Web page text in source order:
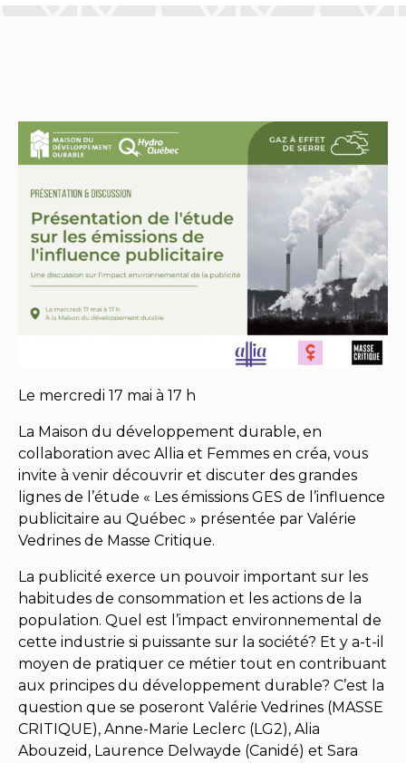
Le mercredi 17 mai à 17 h
La Maison du développement durable, en
collaboration avec Allia et Femmes en créa, vous
invite à venir découvrir et discuter des grandes
lignes de l’étude « Les émissions GES de l’influence
publicitaire au Québec » présentée par Valérie
Vedrines de Masse Critique.
La publicité exerce un pouvoir important sur les
habitudes de consommation et les actions de la
population. Quel est l’impact environnemental de
cette industrie si puissante sur la société? Et y a-t-il
moyen de pratiquer ce métier tout en contribuant
aux principes du développement durable? C’est la
question que se poseront Valérie Vedrines (MASSE
CRITIQUE), Anne-Marie Leclerc (LG2), Alia
Abouzeid, Laurence Delwayde (Canidé) et Sara